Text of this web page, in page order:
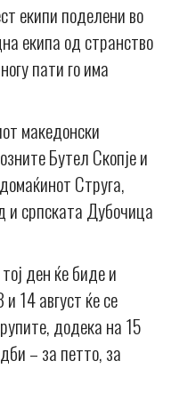
екипи поделени во
екипа од странство
пати го има
македонски
Бутел Скопје и
Струга,
и српската Дубочица
ден ќе биде и
14 август ќе се
додека на 15
– за петто, за